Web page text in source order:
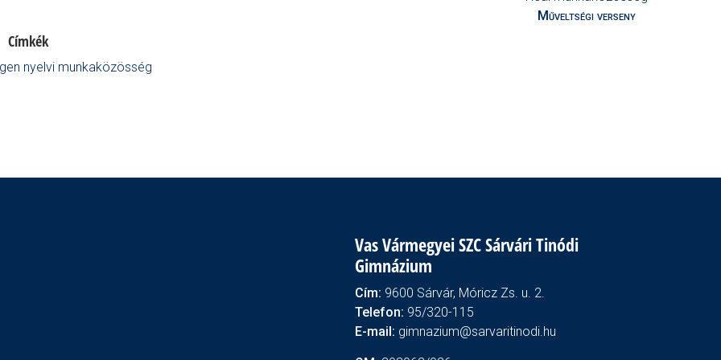
Címkék
nyelvi munkaközösség
Műveltségi verseny
Vas Vármegyei SZC Sárvári Tinódi
Gimnázium
Cím: 9600 Sárvár, Móricz Zs. u. 2.
Telefon: 95/320-115
E-mail: gimnazium@sarvaritinodi.hu